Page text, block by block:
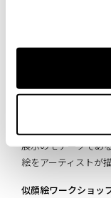
本イベントでは、
ペインティングと似
ペインティングで完
展示のモチーフであ
絵をアーティストが
似顔絵ワークショッ